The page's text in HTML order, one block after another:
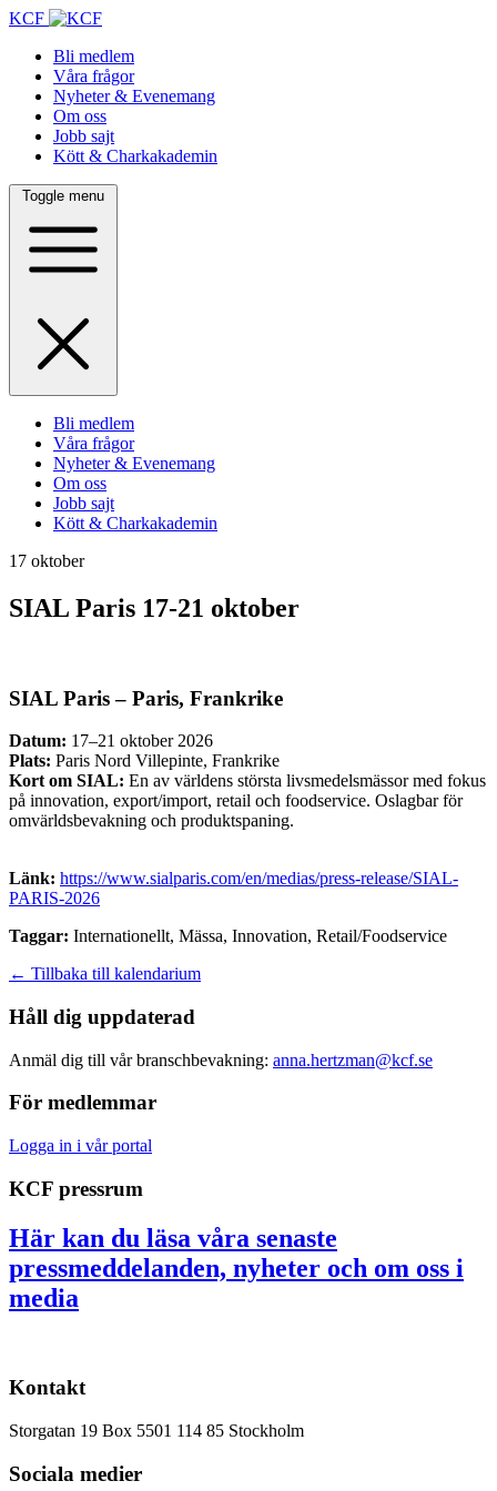
KCF
Bli medlem
Våra frågor
Nyheter & Evenemang
Om oss
Jobb sajt
Kött & Charkakademin
Toggle menu
Bli medlem
Våra frågor
Nyheter & Evenemang
Om oss
Jobb sajt
Kött & Charkakademin
17 oktober
SIAL Paris 17-21 oktober
SIAL Paris – Paris, Frankrike
Datum: 17–21 oktober 2026
Plats: Paris Nord Villepinte, Frankrike
Kort om SIAL: En av världens största livsmedelsmässor med fokus
på innovation, export/import, retail och foodservice. Oslagbar för
omvärldsbevakning och produktspaning.
Länk: https://www.sialparis.com/en/medias/press-release/SIAL-
PARIS-2026
Taggar: Internationellt, Mässa, Innovation, Retail/Foodservice
← Tillbaka till kalendarium
Håll dig uppdaterad
Anmäl dig till vår branschbevakning: anna.hertzman@kcf.se
För medlemmar
Logga in i vår portal
KCF pressrum
Här kan du läsa våra senaste
pressmeddelanden, nyheter och om oss i
media
Kontakt
Storgatan 19 Box 5501 114 85 Stockholm
Sociala medier